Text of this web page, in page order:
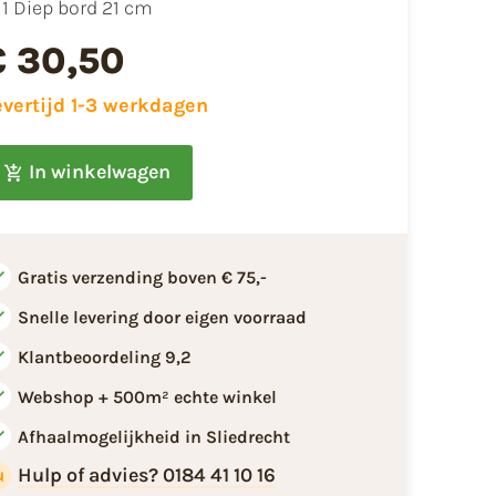
1 Diep bord 21 cm
30,50
1-3 werkdagen
In winkelwagen
Gratis verzending boven € 75,-
Snelle levering door eigen voorraad
Klantbeoordeling 9,2
Webshop + 500m² echte winkel
Afhaalmogelijkheid in Sliedrecht
Hulp of advies? 0184 41 10 16